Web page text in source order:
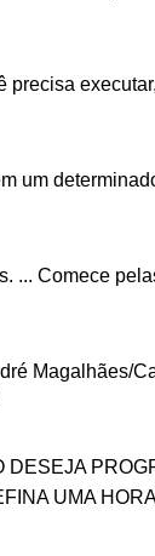
precisa
um
... Comece
Magalhães/
UMA